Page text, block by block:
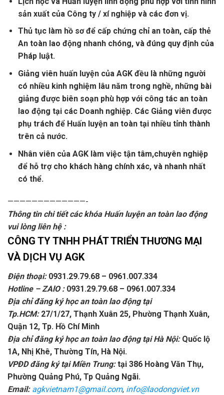
sản xuất của Công ty / xí nghiệp và các đơn vị.
Thủ tục làm hồ sơ để cấp chứng chỉ an toàn, cấp thẻ
An toàn lao động nhanh chóng, và đúng quy định của
Pháp luật.
Giảng viên huấn luyện của AGK đều là những người
có nhiều kinh nghiệm lâu năm trong nghề, những bài
giảng được biên soạn phù hợp với công tác an toàn
lao động tại các Doanh nghiệp. Các Giảng viên được
phụ trách để Huấn luyện an toàn tại nhiều tỉnh thành
trên cả nước.
Nhân viên của AGK làm việc tận tâm,chuyên nghiệp
để hỗ trợ cho khách hàng chính xác, và nhanh nhất
có thể.
—————————————-
Thông tin chi tiết các khóa Huấn luyện an toàn lao động
vui lòng liên hệ :
CÔNG TY TNHH PHÁT TRIỂN THƯƠNG MẠI
VÀ DỊCH VỤ AGK
Điện thoại:0931.29.79.68 – 0961.007.334
Hotline – ZAlO : 0931.29.79.68 – 0961.007.334
Địa chỉ đăng ký học an toàn lao động tại
Tp.HCM: 27/1/27, Thạnh Xuân 25, Phường Thạnh Xuân,
Quận 12, Tp. Hồ Chí Minh
Địa chỉ đăng ký học an toàn lao động tại Hà Nội: Quốc lộ
1A, Nhị Khê, Thường Tín, Hà Nội.
VPĐD đăng ký tại Miền Trung:tại 386 Hoàng Văn Thụ,
Phường Quảng Phú, Tp Quảng Ngãi.
Email: agkvietnam1@gmail.com, info@laodongviet.vn